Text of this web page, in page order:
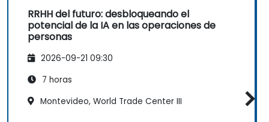
RRHH del futuro: desbloqueando el
potencial de la IA en las operaciones de
personas
2026-09-21 09:30
7 horas
Montevideo, World Trade Center III